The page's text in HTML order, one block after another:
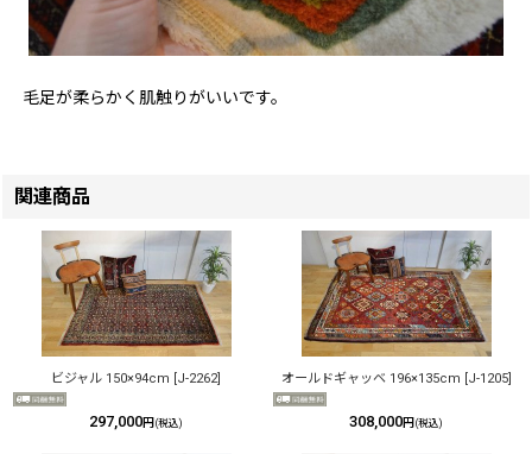
毛足が柔らかく肌触りがいいです。
関連商品
ビジャル 150×94cm [J-2262]
297,000円 (税込)
オールドギャッベ 196×135cm [J-1205]
308,000円 (税込)